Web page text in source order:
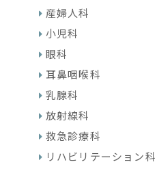
産婦人科
小児科
眼科
耳鼻咽喉科
乳腺科
放射線科
救急診療科
リハビリテーション科